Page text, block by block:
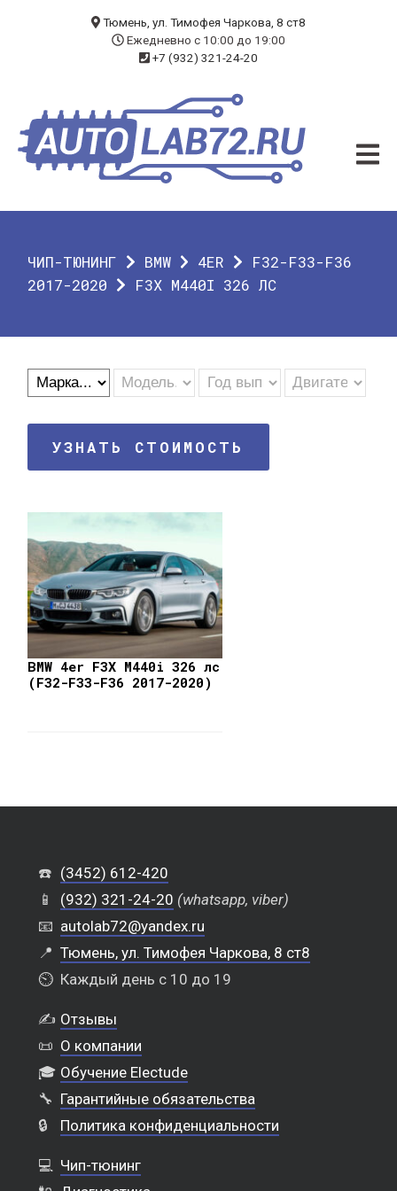
ЧИП-ТЮНИНГ
ДИАГНОСТИКА
О КОМПАНИИ
ГАРАНТИЯ
Тюмень, ул. Тимофея Чаркова, 8 ст8
Ежедневно с 10:00 до 19:00
+7 (932) 321-24-20
ЧИП-ТЮНИНГ BMW 4ER
F32-F33-F36
2017-2020
F3X M440I 326 ЛС
УЗНАТЬ СТОИМОСТЬ
BMW 4er F3X M440i 326 лс
(F32-F33-F36 2017-2020)
☎️ (3452) 612-420
📱
(932) 321-24-20 (whatsapp, viber)
📧 autolab72@yandex.ru
📍 Тюмень, ул. Тимофея Чаркова, 8 ст8
⏲️ Каждый день с 10 до 19
✍️ Отзывы
📜 О компании
🎓 Обучение Electude
🔧 Гарантийные обязательства
🔒
Политика конфиденциальности
💻 Чип-тюнинг